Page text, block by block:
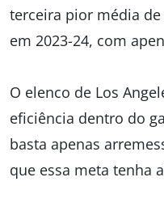
terceira pior média
em 2023-24, com
O elenco de Los
eficiência dentro do
basta apenas
que essa meta tenha